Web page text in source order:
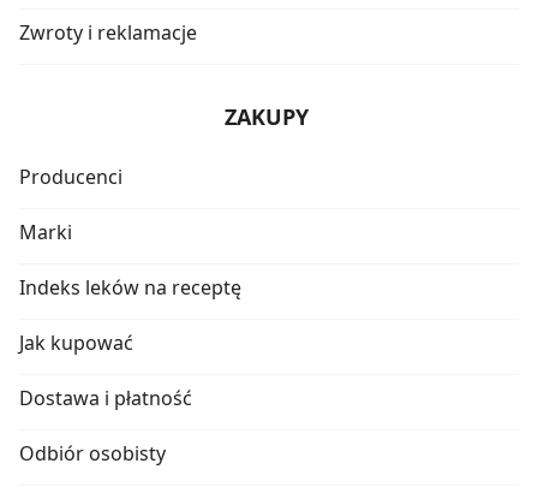
Zwroty i reklamacje
ZAKUPY
Producenci
Marki
Indeks leków na receptę
Jak kupować
Dostawa i płatność
Odbiór osobisty